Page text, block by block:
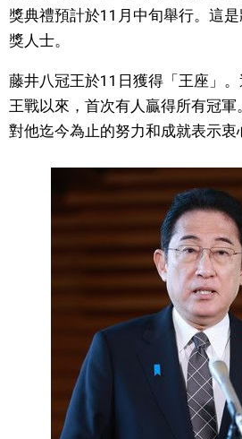
更多
人物訪談
日本入門
政治外交
科學技術
official SNS
獎典禮預計於11月中旬舉行。這
獎人士。
藤井八冠王於11日獲得「王座」
王戰以來，首次有人贏得所有冠
對他迄今為止的努力和成就表示衷